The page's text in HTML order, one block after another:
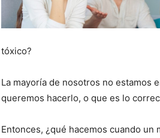
tóxico?
La mayoría de nosotros no estamos
queremos hacerlo, o que es lo
Entonces, ¿qué hacemos cuando